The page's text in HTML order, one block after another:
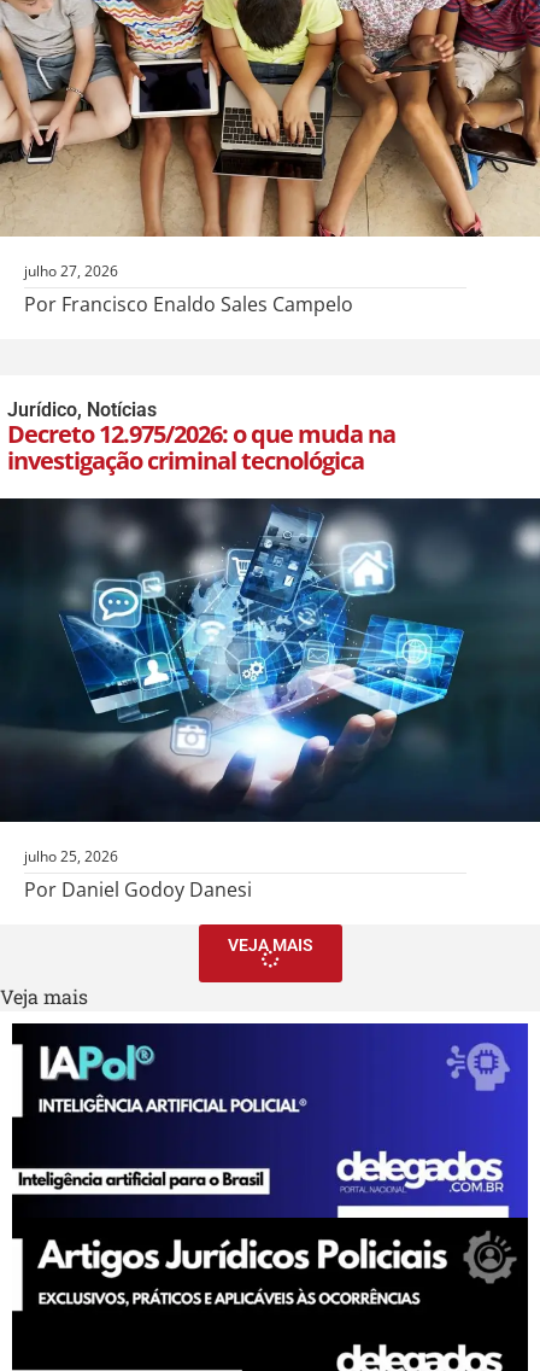
julho 27, 2026
Por Francisco Enaldo Sales Campelo
Jurídico, Notícias
Decreto 12.975/2026: o que muda na
investigação criminal tecnológica
julho 25, 2026
Por Daniel Godoy Danesi
VEJA MAIS
Veja mais